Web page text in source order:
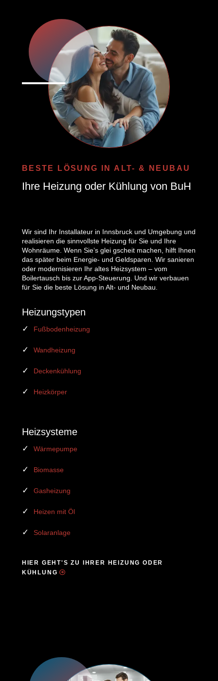
BESTE LÖSUNG IN ALT- & NEUBAU
Ihre Heizung oder Kühlung von BuH
Wir sind Ihr Installateur in Innsbruck und Umgebung und
realisieren die sinnvollste Heizung für Sie und Ihre
Wohnräume. Wenn Sie’s glei gscheit machen, hilft Ihnen
das später beim Energie- und Geldsparen. Wir sanieren
oder modernisieren Ihr altes Heizsystem – vom
Boilertausch bis zur App-Steuerung. Und wir verbauen
für Sie die beste Lösung in Alt- und Neubau.
Heizungstypen
Fußbodenheizung
Wandheizung
Deckenkühlung
Heizkörper
Heizsysteme
Wärmepumpe
Biomasse
Gasheizung
Heizen mit Öl
Solaranlage
HIER GEHT'S ZU IHRER HEIZUNG ODER
KÜHLUNG